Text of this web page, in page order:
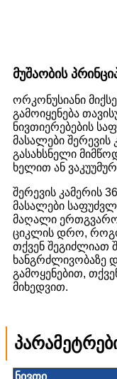
მუშაობის
ორკონუსიანი
გამოიყენება
ნივთიერებების
მასალები შერევის
გასახსნელი
ხელით ან
შერევის კამერის
მასალები
მაღალი
ციკლის დრო,
თქვენ შეგიძლიათ
ხანგრძლივობაზე
გამოყენებით,
მიხედვით.
ნივთი